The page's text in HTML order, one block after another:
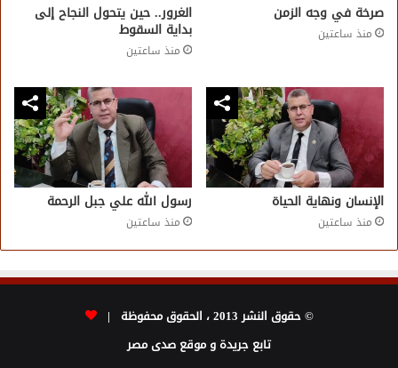
صرخة في وجه الزمن
منذ ساعتين
الغرور.. حين يتحول النجاح إلى
بداية السقوط
منذ ساعتين
الإنسان ونهاية الحياة
منذ ساعتين
رسول الله علي جبل الرحمة
منذ ساعتين
© حقوق النشر 2013 ، الحقوق محفوظة |
تابع جريدة و موقع صدى مصر